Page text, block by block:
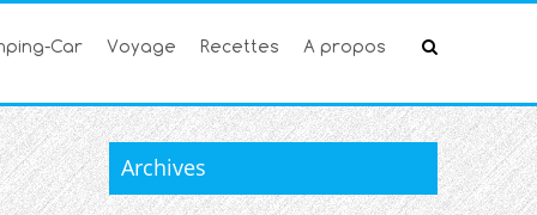
Car Voyage Recettes A propos
Archives